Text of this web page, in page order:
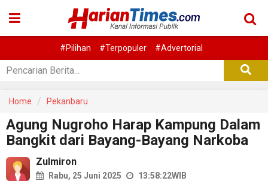
#Pilihan #Terpopuler #Advertorial
Home Pekanbaru
Agung Nugroho Harap Kampung Dalam
Bangkit dari Bayang-Bayang Narkoba
Zulmiron
Rabu, 25 Juni 2025 13:58:22WIB